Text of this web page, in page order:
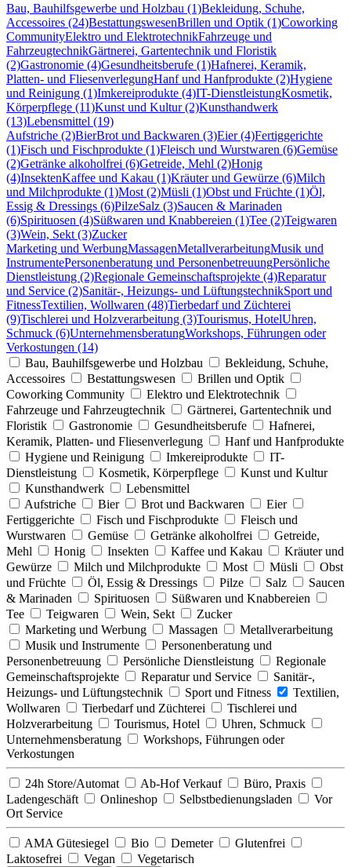
Bau, Bauhilfsgewerbe und Holzbau (1)Bekleidung, Schuhe,
Accessoires (24)BestattungswesenBrillen und Optik (1)Coworking
CommunityElektro und ElektrotechnikFahrzeuge und
FahrzeugtechnikGärtnerei, Gartentechnik und Floristik
(2)Gastronomie (4)Gesundheitsberufe (1)Hafnerei, Keramik,
Platten- und FliesenverlegungHanf und Hanfprodukte (2)Hygiene
und Reinigung (1)Imkereiprodukte (4)IT-DienstleistungKosmetik,
Körperpflege (11)Kunst und Kultur (2)Kunsthandwerk
(13)Lebensmittel (19)
Aufstriche (2)BierBrot und Backwaren (3)Eier (4)Fertiggerichte
(1)Fisch und Fischprodukte (1)Fleisch und Wurstwaren (6)Gemüse
(2)Getränke alkoholfrei (6)Getreide, Mehl (2)Honig
(4)InsektenKaffee und Kakau (1)Kräuter und Gewürze (6)Milch
und Milchprodukte (1)Most (2)Müsli (1)Obst und Früchte (1)Öl,
Essig & Dressings (6)PilzeSalz (3)Saucen & Marinaden
(6)Spirituosen (4)Süßwaren und Knabbereien (1)Tee (2)Teigwaren
(3)Wein, Sekt (3)Zucker
Marketing und WerbungMassagenMetallverarbeitungMusik und
InstrumentePersonenberatung und PersonenbetreuungPersönliche
Dienstleistung (2)Regionale Gemeinschaftsprojekte (4)Reparatur
und Service (2)Sanitär-, Heizungs- und LüftungstechnikSport und
FitnessTextilien, Wollwaren (48)Tierbedarf und Züchterei
(9)Tischlerei und Holzverarbeitung (3)Tourismus, HotelUhren,
Schmuck (6)UnternehmensberatungWorkshops, Führungen oder
Verkostungen (14)
Bau, Bauhilfsgewerbe und Holzbau
Bekleidung, Schuhe,
Accessoires
Bestattungswesen
Brillen und Optik
Coworking Community
Elektro und Elektrotechnik
Fahrzeuge und Fahrzeugtechnik
Gärtnerei, Gartentechnik und
Floristik
Gastronomie Gesundheitsberufe
Hafnerei,
Keramik, Platten- und Fliesenverlegung
Hanf und Hanfprodukte
Hygiene und Reinigung
Imkereiprodukte
IT-
Dienstleistung
Kosmetik, Körperpflege
Kunst und Kultur
Kunsthandwerk
Lebensmittel
Aufstriche
Bier Brot und Backwaren
Eier
Fertiggerichte
Fisch und Fischprodukte
Fleisch und
Wurstwaren
Gemüse Getränke alkoholfrei
Getreide,
Mehl
Honig Insekten Kaffee und Kakau
Kräuter und
Gewürze
Milch und Milchprodukte Most Müsli
Obst
und Früchte
Öl, Essig & Dressings Pilze Salz
Saucen
& Marinaden
Spirituosen
Süßwaren und Knabbereien
Tee
Teigwaren Wein, Sekt
Zucker
Marketing und Werbung
Massagen
Metallverarbeitung
Musik und Instrumente
Personenberatung und
Personenbetreuung
Persönliche Dienstleistung
Regionale
Gemeinschaftsprojekte
Reparatur und Service
Sanitär-,
Heizungs- und Lüftungstechnik
Sport und Fitness
Textilien,
Wollwaren
Tierbedarf und Züchterei
Tischlerei und
Holzverarbeitung
Tourismus, Hotel
Uhren, Schmuck
Unternehmensberatung
Workshops, Führungen oder
Verkostungen
24h Store/Automat Ab-Hof Verkauf
Büro, Praxis
Ladengeschäft
Onlineshop Selbstbedienungsladen
Vor
Ort Service
AMA Gütesiegel Bio Demeter
Glutenfrei
Laktosefrei
Vegan Vegetarisch